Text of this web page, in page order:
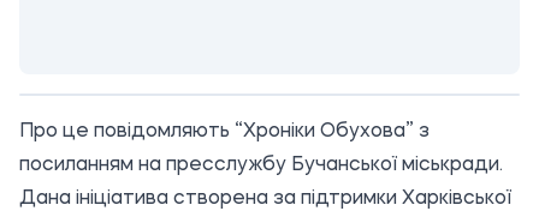
Про це повідомляють “Хроніки Обухова” з
посиланням на пресслужбу Бучанської міськради.
Дана ініціатива створена за підтримки Харківської